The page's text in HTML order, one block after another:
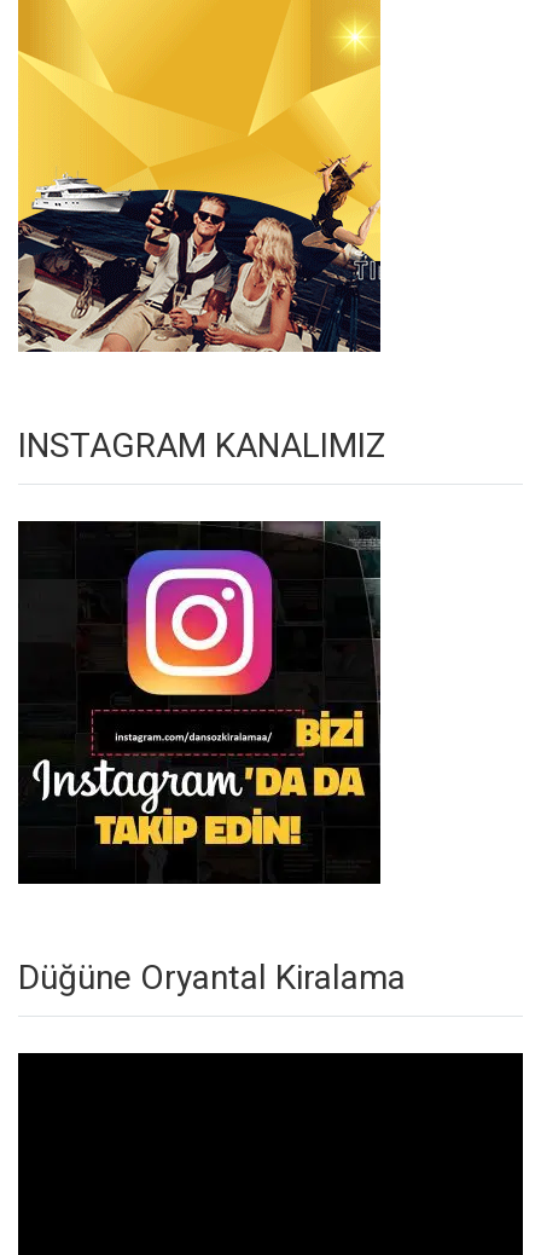
INSTAGRAM KANALIMIZ
Düğüne Oryantal Kiralama